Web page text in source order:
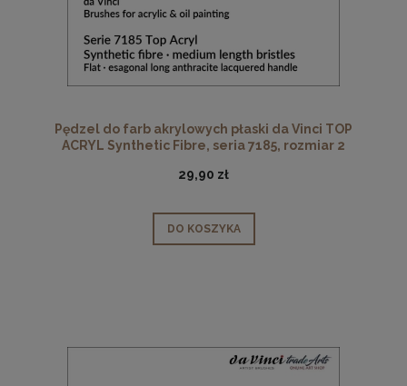
Pędzel do farb akrylowych płaski da Vinci TOP
ACRYL Synthetic Fibre, seria 7185, rozmiar 2
29,90 zł
DO KOSZYKA